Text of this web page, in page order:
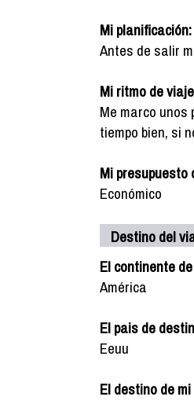
Mi planificación:
Antes de salir
Mi ritmo de
Me marco unos
tiempo bien, si
Mi presupuesto
Económico
Destino del
El continente
América
El pais de
Eeuu
El destino de